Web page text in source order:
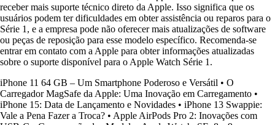
receber mais suporte técnico direto da Apple. Isso significa que os
usuários podem ter dificuldades em obter assistência ou reparos para o
Série 1, e a empresa pode não oferecer mais atualizações de software
ou peças de reposição para esse modelo específico. Recomenda-se
entrar em contato com a Apple para obter informações atualizadas
sobre o suporte disponível para o Apple Watch Série 1.
iPhone 11 64 GB – Um Smartphone Poderoso e Versátil • O
Carregador MagSafe da Apple: Uma Inovação em Carregamento •
iPhone 15: Data de Lançamento e Novidades • iPhone 13 Swappie:
Vale a Pena Fazer a Troca? • Apple AirPods Pro 2: Inovações com